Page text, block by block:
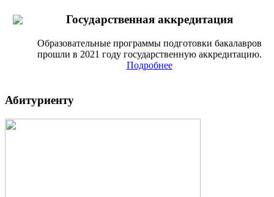
Государственная аккредитация
Образовательные программы подготовки бакалавров
прошли в 2021 году государственную аккредитацию.
Подробнее
Абитуриенту